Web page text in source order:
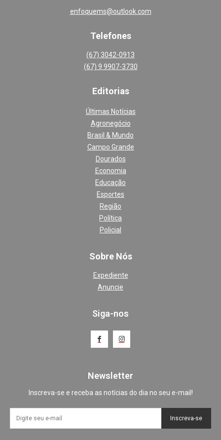
enfoquems@outlook.com
Telefones
(67) 3042-0913
(67) 9 9907-3730
Editorias
Últimas Notícias
Agronegócio
Brasil & Mundo
Campo Grande
Dourados
Economia
Educação
Esportes
Região
Política
Policial
Sobre Nós
Expediente
Anuncie
Siga-nos
Newsletter
Inscreva-se e receba as notícias do dia no seu e-mail!
Inscreva-se